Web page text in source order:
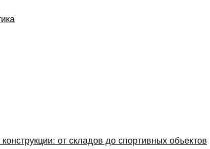
от складов до спортивных объектов